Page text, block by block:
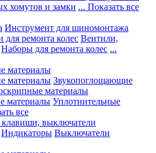
хомутов и замки ... Показать все
Инструмент для шиномонтажа
для ремонта колес Вентили,
Наборы для ремонта колес ...
материалы
материалы Звукопоглощающие
материалы
материалы Уплотнительные
все
выключатели
Индикаторы Выключатели